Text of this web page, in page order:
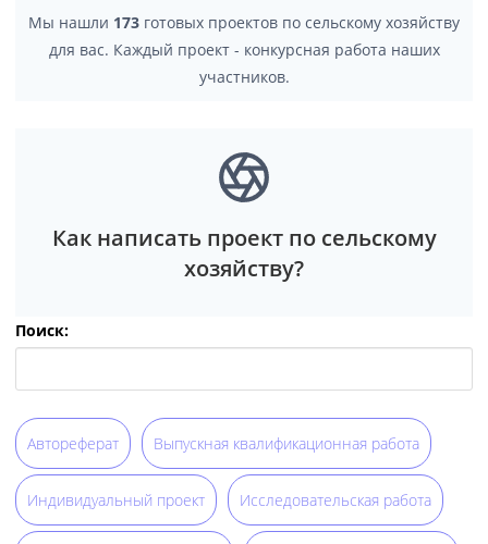
Мы нашли 173 готовых проектов по сельскому хозяйству
для вас. Каждый проект - конкурсная работа наших
участников.
Как написать проект по сельскому
хозяйству?
Поиск:
Автореферат Выпускная квалификационная работа
Индивидуальный проект Исследовательская работа